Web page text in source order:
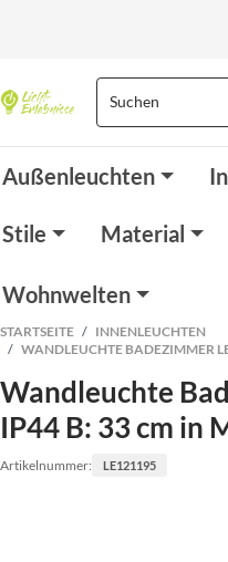
Außenleuchten
Stile Material
Wohnwelten
STARTSEITE
INNENLEUCHTEN
WANDLEUCHTE BADEZIMMER
Wandleuchte
IP44 B: 33 cm in
Artikelnummer: LE121195